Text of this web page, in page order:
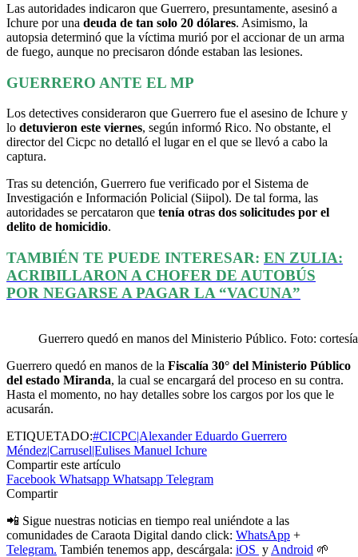
Las autoridades indicaron que Guerrero, presuntamente, asesinó a
Ichure por una deuda de tan solo 20 dólares. Asimismo, la
autopsia determinó que la víctima murió por el accionar de un arma
de fuego, aunque no precisaron dónde estaban las lesiones.
GUERRERO ANTE EL MP
Los detectives consideraron que Guerrero fue el asesino de Ichure y
lo detuvieron este viernes, según informó Rico. No obstante, el
director del Cicpc no detalló el lugar en el que se llevó a cabo la
captura.
Tras su detención, Guerrero fue verificado por el Sistema de
Investigación e Información Policial (Siipol). De tal forma, las
autoridades se percataron que tenía otras dos solicitudes por el
delito de homicidio.
TAMBIÉN TE PUEDE INTERESAR: EN ZULIA:
ACRIBILLARON A CHOFER DE AUTOBÚS
POR NEGARSE A PAGAR LA “VACUNA”
Guerrero quedó en manos del Ministerio Público. Foto: cortesía
Guerrero quedó en manos de la Fiscalía 30° del Ministerio Público
del estado Miranda, la cual se encargará del proceso en su contra.
Hasta el momento, no hay detalles sobre los cargos por los que le
acusarán.
ETIQUETADO:#CICPC|Alexander Eduardo Guerrero
Méndez|Carrusel|Eulises Manuel Ichure
Compartir este artículo
Facebook Whatsapp Whatsapp Telegram
Compartir
📲 Sigue nuestras noticias en tiempo real uniéndote a las
comunidades de Caraota Digital dando click: WhatsApp +
Telegram. También tenemos app, descárgala: iOS y Android 🌱